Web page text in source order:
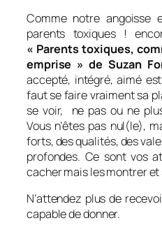
Comme notre angoisse
parents toxiques !
« Parents toxiques,
emprise » de Suzan
accepté, intégré, aimé
faut se faire vraiment sa
se voir, ne pas ou ne
Vous n’êtes pas nul(le),
forts, des qualités, des
profondes. Ce sont vos
cacher mais les montrer et
N’attendez plus de
capable de donner.